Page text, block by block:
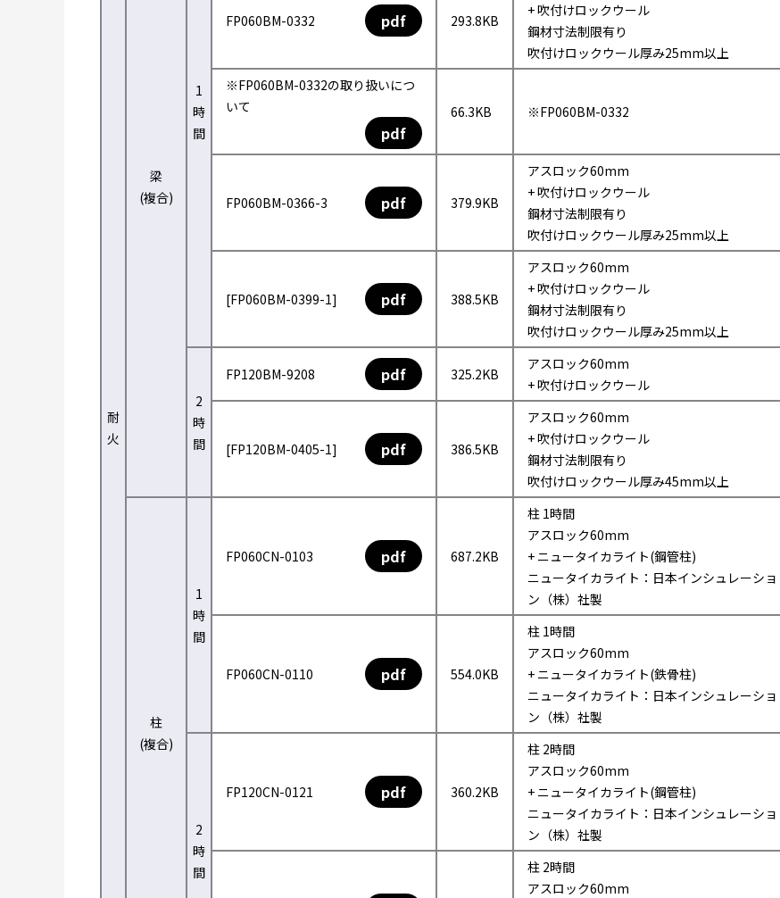
耐
火
梁
(複合)
1
時
間
FP060BM-0332 pdf 293.8KB
+ 吹付けロックウール
鋼材寸法制限有り
吹付けロックウール厚み25mm以上
※FP060BM-0332の取り扱いにつ
いて
pdf
66.3KB ※FP060BM-0332
FP060BM-0366-3 pdf 379.9KB
アスロック60mm
+ 吹付けロックウール
鋼材寸法制限有り
吹付けロックウール厚み25mm以上
[FP060BM-0399-1] pdf 388.5KB
アスロック60mm
+ 吹付けロックウール
鋼材寸法制限有り
吹付けロックウール厚み25mm以上
2
時
間
FP120BM-9208 pdf 325.2KB
アスロック60mm
+ 吹付けロックウール
[FP120BM-0405-1] pdf 386.5KB
アスロック60mm
+ 吹付けロックウール
鋼材寸法制限有り
吹付けロックウール厚み45mm以上
柱
(複合)
1
時
間
FP060CN-0103 pdf 687.2KB
柱 1時間
アスロック60mm
+ ニュータイカライト(鋼管柱)
ニュータイカライト：日本インシュレーショ
ン（株）社製
FP060CN-0110 pdf 554.0KB
柱 1時間
アスロック60mm
+ ニュータイカライト(鉄骨柱)
ニュータイカライト：日本インシュレーショ
ン（株）社製
2
時
間
FP120CN-0121 pdf 360.2KB
柱 2時間
アスロック60mm
+ ニュータイカライト(鋼管柱)
ニュータイカライト：日本インシュレーショ
ン（株）社製
柱 2時間
アスロック60mm